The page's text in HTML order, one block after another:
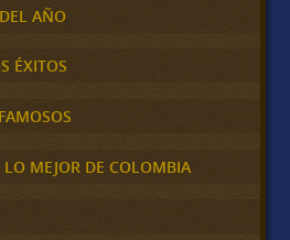
AÑO
ÉXITOS
LO MEJOR DE COLOMBIA